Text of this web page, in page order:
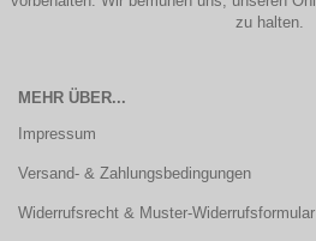
zu halten.
MEHR ÜBER...
Impressum
Versand- & Zahlungsbedingungen
Widerrufsrecht & Muster-Widerrufsformular